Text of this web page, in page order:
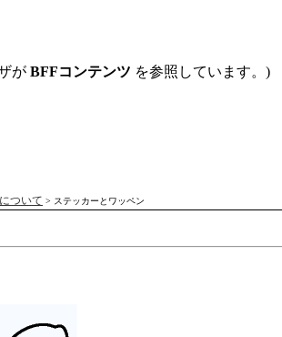
が BFFコンテンツ を参照しています。)
ついて > ステッカーとワッペン